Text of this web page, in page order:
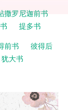
撒罗尼迦前书
提多书
前书
彼得后
犹大书